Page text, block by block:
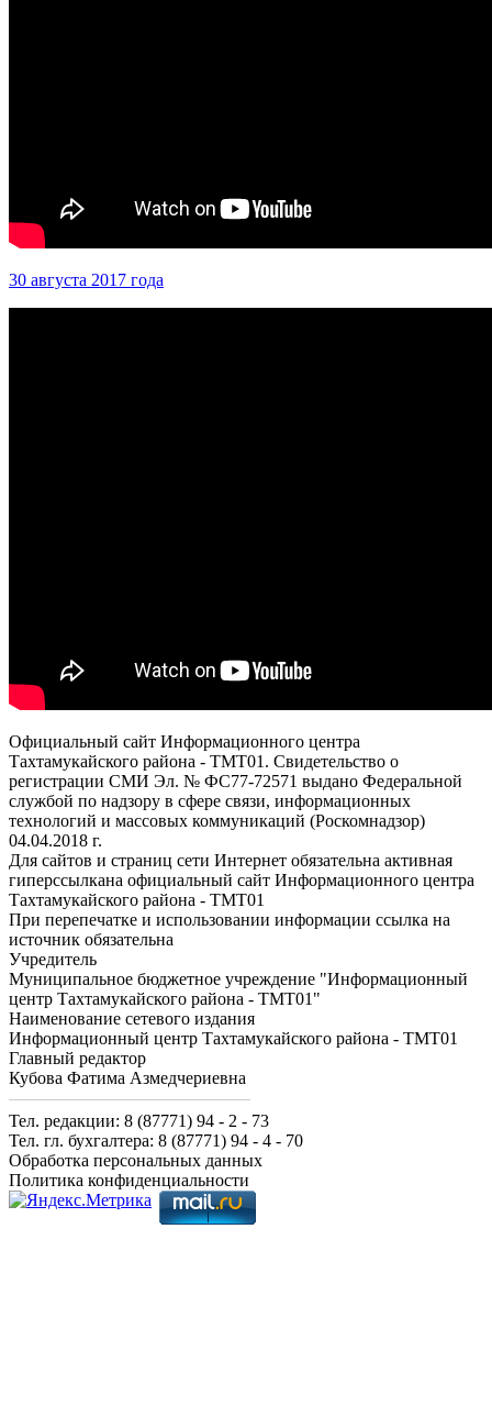
30 августа 2017 года
Официальный сайт Информационного центра
Тахтамукайского района - ТМТ01. Свидетельство о
регистрации СМИ Эл. № ФС77-72571 выдано Федеральной
службой по надзору в сфере связи, информационных
технологий и массовых коммуникаций (Роскомнадзор)
04.04.2018 г.
Для сайтов и страниц сети Интернет обязательна активная
гиперссылкана официальный сайт Информационного центра
Тахтамукайского района - ТМТ01
При перепечатке и использовании информации ссылка на
источник обязательна
Учредитель
Муниципальное бюджетное учреждение "Информационный
центр Тахтамукайского района - ТМТ01"
Наименование сетевого издания
Информационный центр Тахтамукайского района - ТМТ01
Главный редактор
Кубова Фатима Азмедчериевна
Тел. редакции: 8 (87771) 94 - 2 - 73
Тел. гл. бухгалтера: 8 (87771) 94 - 4 - 70
Обработка персональных данных
Политика конфиденциальности